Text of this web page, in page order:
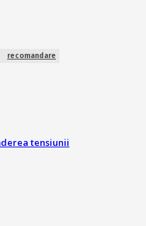
recomandare
tensiunii